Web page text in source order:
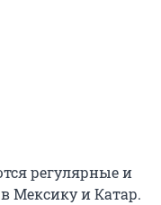
регулярные и
Мексику и Катар.